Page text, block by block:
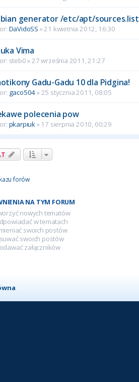
generator /etc/apt/sources.list
DaVidoSS » 21 kwietnia 2012, 16:30
Vima
steb0» 27 września 2011, 21:27
Gadu-Gadu 10 dla Pidgina!
gaco504» 25 stycznia 2011, 08:05
polecenia pow
pkarpiuk» 17 sierpnia 2010, 00:29
forów
NA TYM FORUM
nowych tematów
w tematach
swoich postów
swoich postów
załączników